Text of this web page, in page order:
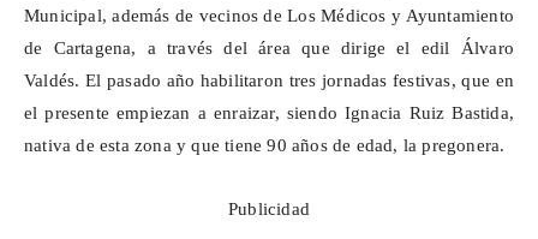
Municipal, además de vecinos de Los Médicos y Ayuntamiento
de Cartagena, a través del área que dirige el edil Álvaro
Valdés. El pasado año habilitaron tres jornadas festivas, que en
el presente empiezan a enraizar, siendo Ignacia Ruiz Bastida,
nativa de esta zona y que tiene 90 años de edad, la pregonera.
Publicidad